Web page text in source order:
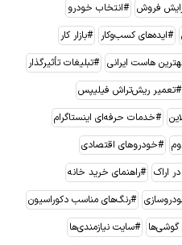
فروش
انتخاب خودرو
ایده‌های کسب‌وکار
بازار کار
هاست ایرانی
تبلیغات تأثیرگذار
تعمیر ریش‌تراش فیلیپس
خدمات حرفه‌ای اینستاگرام
خودروهای اقتصادی
اراک
راهنمای خرید خانه
رنگ‌های مناسب دکوراسیون
گوشی‌ها
سایت نیازمندی‌ها